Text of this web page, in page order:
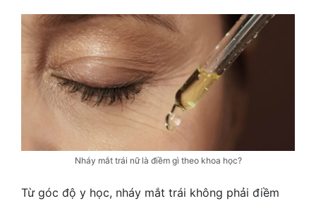
Nháy mắt trái nữ là điềm gì theo khoa học?
Từ góc độ y học, nháy mắt trái không phải điềm